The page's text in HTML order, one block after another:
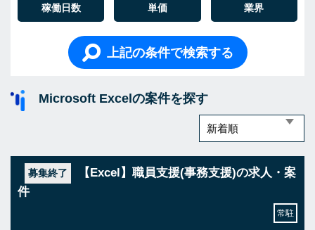
稼働日数 単価 業界
上記の条件で検索する
Microsoft Excelの案件を探す
募集終了
【Excel】職員支援(事務支援)の求人・案
件
常駐